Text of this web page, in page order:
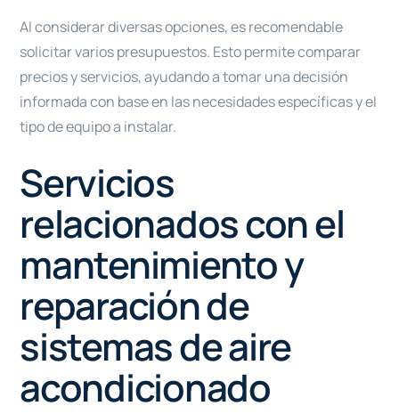
Al considerar diversas opciones, es recomendable
solicitar varios presupuestos. Esto permite comparar
precios y servicios, ayudando a tomar una decisión
informada con base en las necesidades específicas y el
tipo de equipo a instalar.
Servicios
relacionados con el
mantenimiento y
reparación de
sistemas de aire
acondicionado